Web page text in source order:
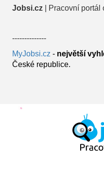
Jobsi.cz | Pracovní portál
--------------
MyJobsi.cz - největší
České republice.